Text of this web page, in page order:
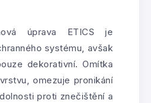
úprava ETICS je
systému, avšak
dekorativní. Omítka
omezuje pronikání
proti znečištění a